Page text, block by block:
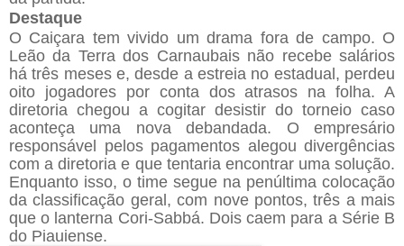
Destaque
O Caiçara tem vivido um drama fora de campo. O
Leão da Terra dos Carnaubais não recebe salários
há três meses e, desde a estreia no estadual, perdeu
oito jogadores por conta dos atrasos na folha. A
diretoria chegou a cogitar desistir do torneio caso
aconteça uma nova debandada. O empresário
responsável pelos pagamentos alegou divergências
com a diretoria e que tentaria encontrar uma solução.
Enquanto isso, o time segue na penúltima colocação
da classificação geral, com nove pontos, três a mais
que o lanterna Cori-Sabbá. Dois caem para a Série B
do Piauiense.